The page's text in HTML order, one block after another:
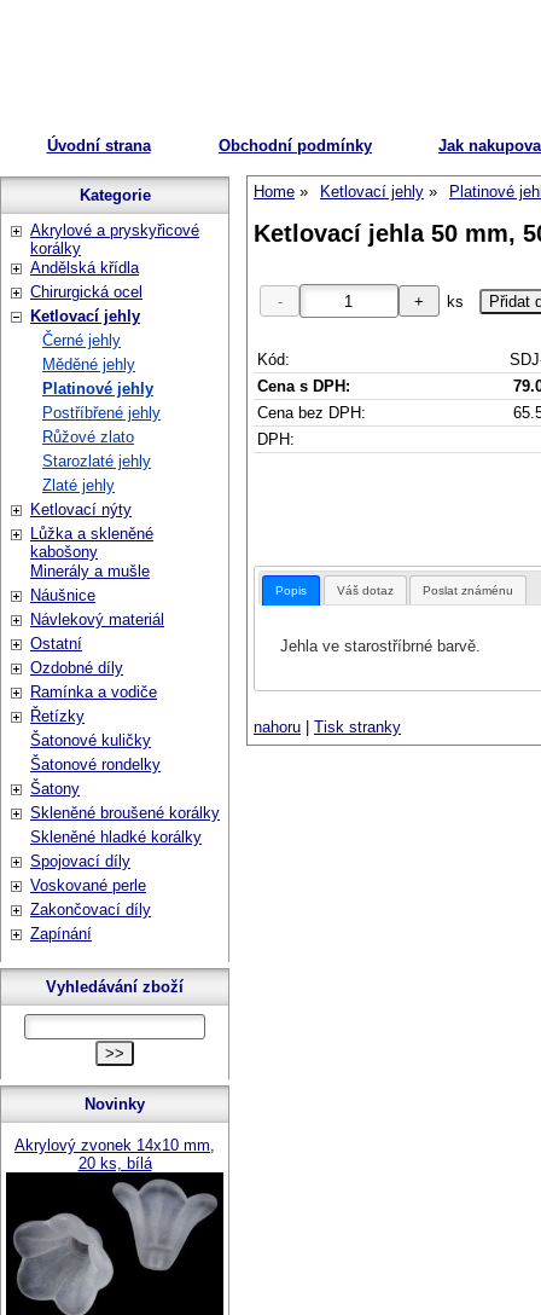
Úvodní strana Obchodní podmínky Jak
Home Ketlovací jehly Platinové
Ketlovací jehla 50 mm,
ks
Kód:
Cena s DPH:
Cena bez DPH:
DPH:
Popis Váš dotaz Poslat známénu
Jehla ve starostříbrné barvě.
nahoru Tisk stranky
Kategorie
Akrylové a pryskyřicové
korálky
Andělská křídla
Chirurgická ocel
Ketlovací jehly
Černé jehly
Měděné jehly
Platinové jehly
Postříbřené jehly
Růžové zlato
Starozlaté jehly
Zlaté jehly
Ketlovací nýty
Lůžka a skleněné
kabošony
Minerály a mušle
Náušnice
Návlekový materiál
Ostatní
Ozdobné díly
Ramínka a vodiče
Řetízky
Šatonové kuličky
Šatonové rondelky
Šatony
Skleněné broušené korálky
Skleněné hladké korálky
Spojovací díly
Voskované perle
Zakončovací díly
Zapínání
Vyhledávání zboží
Novinky
Akrylový zvonek 14x10 mm,
20 ks, bílá